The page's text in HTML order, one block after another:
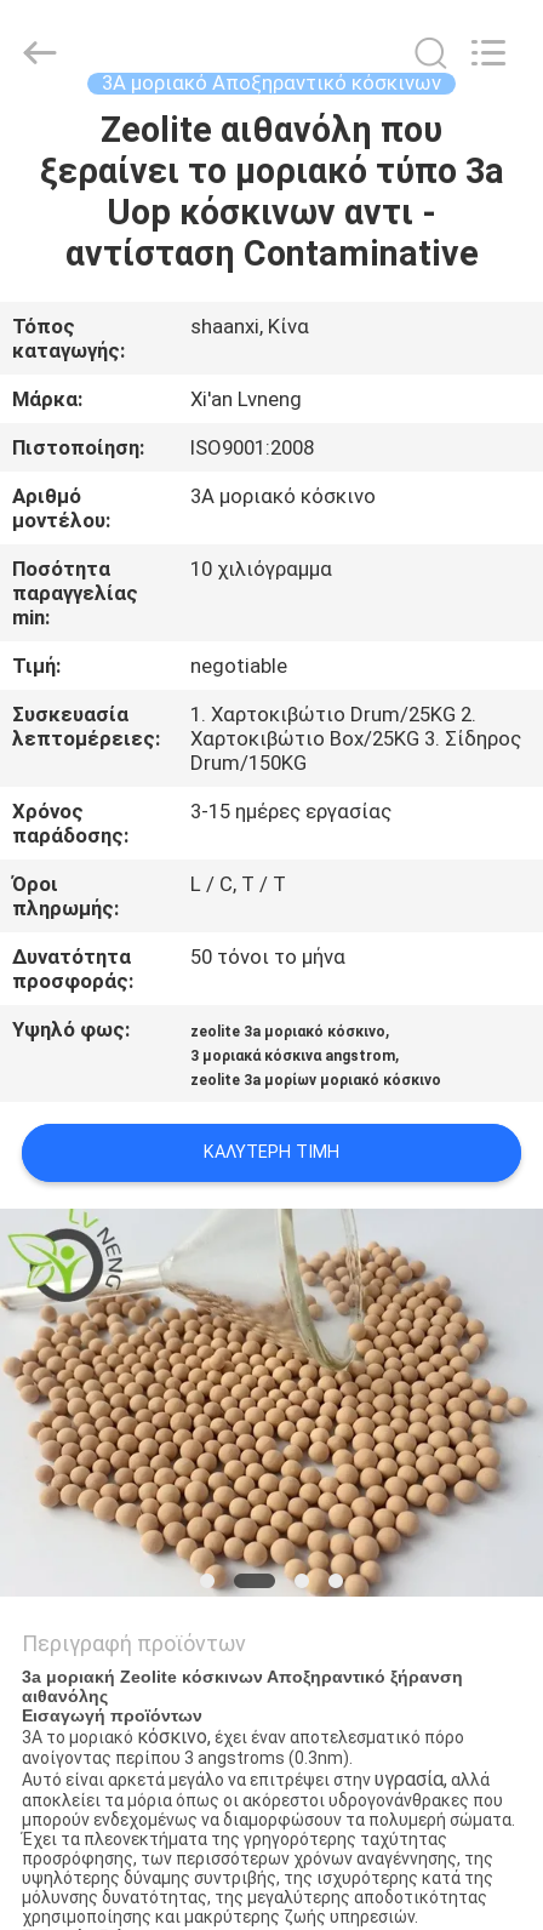
ΑΡΧΙΚΉ
ΠΡΟΪΌΝΤΑ
ΕΚΠΟΜΠΉ
VR
ΣΧΕΤΙΚΆ
ΜΕ
ΕΜΆΣ
ΣΤΟ
ΕΡΓΟΣΤΆΣΙΟ
ΠΟΙΟΤΙΚΌΣ
ΈΛΕΓΧΟΣ
ΕΠΙΚΟΙΝΩΝΉΣΤΕ
ΜΑΖΊ
ΜΑΣ
ΥΠΟΘΈΣΕΙΣ
ΖΗΤΉΣΤΕ
ΜΙΑ
ΠΡΟΣΦΟΡΆ
SITEMAP
PRIVACY
POLICY
Technology
Co.,Ltd..
3A μοριακό Αποξηραντικό κόσκινων
Zeolite αιθανόλη που
ξεραίνει το μοριακό τύπο 3a
Uop κόσκινων αντι -
αντίσταση Contaminative
Τόπος
καταγωγής:
shaanxi, Κίνα
Μάρκα:
Xi'an Lvneng
Πιστοποίηση:
ISO9001:2008
Αριθμό
μοντέλου:
3A μοριακό κόσκινο
Ποσότητα
παραγγελίας
min:
10 χιλιόγραμμα
Τιμή:
negotiable
Συσκευασία
λεπτομέρειες:
1. Χαρτοκιβώτιο Drum/25KG 2.
Χαρτοκιβώτιο Box/25KG 3. Σίδηρος
Drum/150KG
Χρόνος
παράδοσης:
3-15 ημέρες εργασίας
Όροι
πληρωμής:
L / C, T / T
Δυνατότητα
προσφοράς:
50 τόνοι το μήνα
Υψηλό φως: zeolite 3a μοριακό κόσκινο,
3 μοριακά κόσκινα angstrom,
zeolite 3a μορίων μοριακό κόσκινο
ΚΑΛΎΤΕΡΗ ΤΙΜΉ
Περιγραφή προϊόντων
3a μοριακή Zeolite κόσκινων Αποξηραντικό ξήρανση
αιθανόλης
Εισαγωγή προϊόντων
3A το μοριακό κόσκινο,έχει έναν αποτελεσματικό πόρο
ανοίγοντας περίπου 3 angstroms (0.3nm).
Αυτό είναι αρκετά μεγάλο να επιτρέψει στηνυγρασία,αλλά
αποκλείει τα μόρια όπως οι ακόρεστοι υδρογονάνθρακες που
μπορούν ενδεχομένως να διαμορφώσουν τα πολυμερή σώματα.
Έχει τα πλεονεκτήματα της γρηγορότερης ταχύτητας
προσρόφησης, των περισσότερων χρόνων αναγέννησης, της
υψηλότερης δύναμης συντριβής, της ισχυρότερης κατά της
μόλυνσης δυνατότητας, της μεγαλύτερης αποδοτικότητας
χρησιμοποίησης και μακρύτερης ζωής υπηρεσιών.